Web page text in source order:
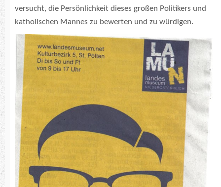
versucht, die Persönlichkeit dieses großen Politikers und
katholischen Mannes zu bewerten und zu würdigen.